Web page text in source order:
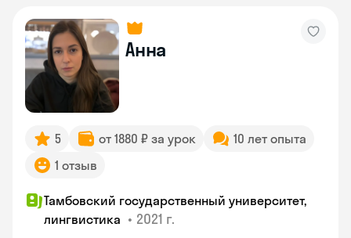
Анна
5 от 1880 ₽ за урок
10 лет опыта
1 отзыв
Тамбовский государственный университет,
лингвистика • 2021 г.